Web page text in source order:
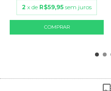
2 x de R$59,95 sem juros